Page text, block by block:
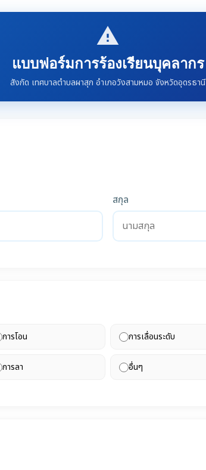
report_problem
แบบฟอร์มการร้องเรียนบุคลากร
สังกัด เทศบาลตำบลผาสุก อำเภอวังสามหมอ จังหวัดอุดรธานี
สกุล
การโอน การเลื่อนระดับ
การลา อื่นๆ